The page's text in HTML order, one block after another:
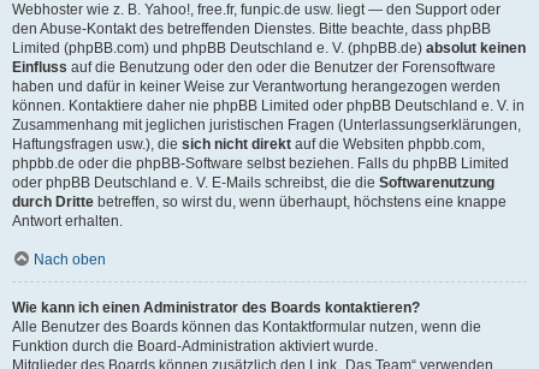
Webhoster wie z. B. Yahoo!, free.fr, funpic.de usw. liegt — den Support oder
den Abuse-Kontakt des betreffenden Dienstes. Bitte beachte, dass phpBB
Limited (phpBB.com) und phpBB Deutschland e. V. (phpBB.de) absolut keinen
Einfluss auf die Benutzung oder den oder die Benutzer der Forensoftware
haben und dafür in keiner Weise zur Verantwortung herangezogen werden
können. Kontaktiere daher nie phpBB Limited oder phpBB Deutschland e. V. in
Zusammenhang mit jeglichen juristischen Fragen (Unterlassungserklärungen,
Haftungsfragen usw.), die sich nicht direkt auf die Websiten phpbb.com,
phpbb.de oder die phpBB-Software selbst beziehen. Falls du phpBB Limited
oder phpBB Deutschland e. V. E-Mails schreibst, die die Softwarenutzung
durch Dritte betreffen, so wirst du, wenn überhaupt, höchstens eine knappe
Antwort erhalten.
Nach oben
Wie kann ich einen Administrator des Boards kontaktieren?
Alle Benutzer des Boards können das Kontaktformular nutzen, wenn die
Funktion durch die Board-Administration aktiviert wurde.
Mitglieder des Boards können zusätzlich den Link „Das Team“ verwenden.